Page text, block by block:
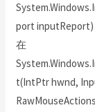
port inputReport)
在
t(IntPtr hwnd,